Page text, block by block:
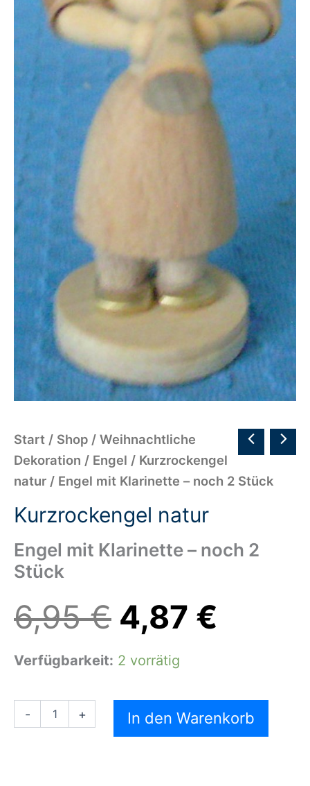
Start / Shop / Weihnachtliche
Dekoration / Engel / Kurzrockengel
natur / Engel mit Klarinette – noch 2 Stück
Kurzrockengel natur
Engel mit Klarinette – noch 2
Stück
6,95€ 4,87 €
Verfügbarkeit: 2 vorrätig
- + In den Warenkorb